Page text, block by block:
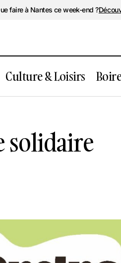
faire à Nantes ce week-end ?
Culture & Loisirs
solidaire
solidaire